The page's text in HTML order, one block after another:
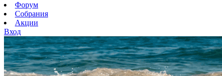
Форум
Собрания
Акции
Вход